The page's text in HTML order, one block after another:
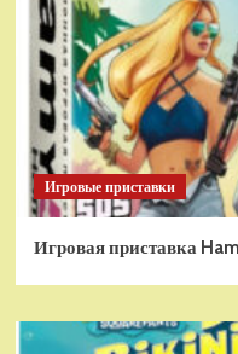
Игровые приставки
Игровая приставка